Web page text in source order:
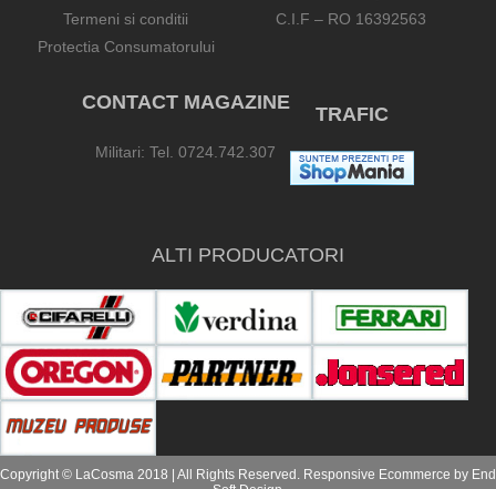
Termeni si conditii
Protectia Consumatorului
C.I.F – RO 16392563
CONTACT MAGAZINE
Militari: Tel. 0724.742.307
TRAFIC
ALTI PRODUCATORI
Copyright © LaCosma 2018 | All Rights Reserved. Responsive Ecommerce by End